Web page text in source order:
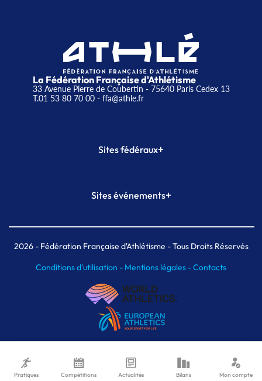
La Fédération Française d'Athlétisme
33 Avenue Pierre de Coubertin - 75640 Paris Cedex 13
T.01 53 80 70 00- ffa@athle.fr
Sites fédéraux+
Plateforme Formation
Sites événements+
Meeting de Paris indoor
MAIF Ekiden de Paris
2026- Fédération Française d'Athlétisme - Tous Droits Réservés
Conditions d'utilisation - Mentions légales -Contacts
Pratiques Compétitions Actualités Bilans Mon compte